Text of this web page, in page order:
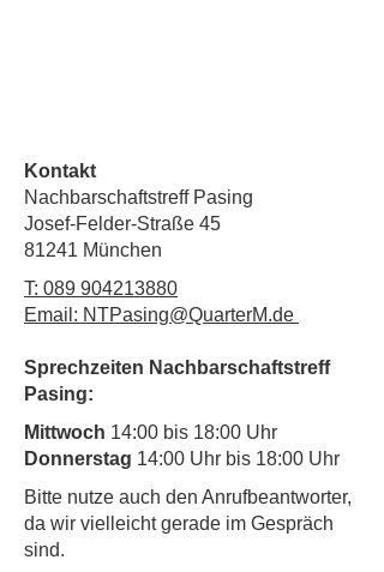
Kontakt
Nachbarschaftstreff Pasing
Josef-Felder-Straße 45
81241 München
T: 089 904213880
Email: NTPasing@QuarterM.de
Sprechzeiten Nachbarschaftstreff
Pasing:
Mittwoch 14:00 bis 18:00 Uhr
Donnerstag 14:00 Uhr bis 18:00 Uhr
​Bitte nutze auch den Anrufbeantworter,
da wir vielleicht gerade im Gespräch
sind.